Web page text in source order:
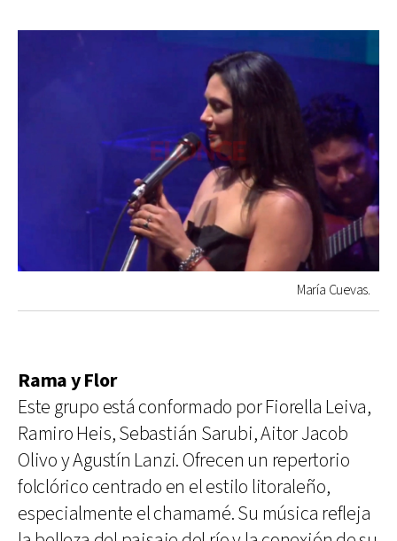
María Cuevas.
Rama y Flor
Este grupo está conformado por Fiorella Leiva,
Ramiro Heis, Sebastián Sarubi, Aitor Jacob
Olivo y Agustín Lanzi. Ofrecen un repertorio
folclórico centrado en el estilo litoraleño,
especialmente el chamamé. Su música refleja